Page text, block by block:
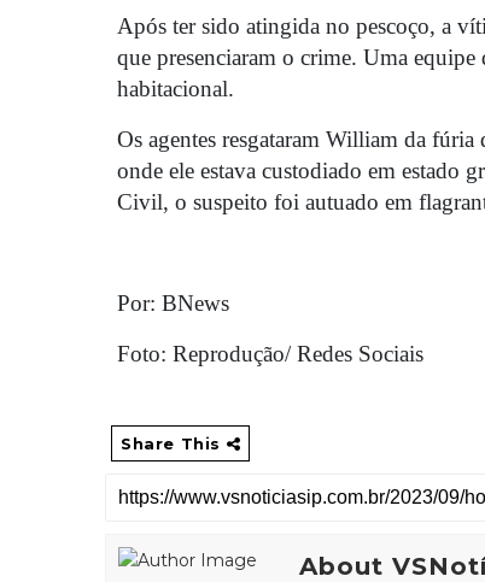
Após ter sido atingida no pescoço, a
que presenciaram o crime. Uma
habitacional.
Os agentes resgataram William da
onde ele estava custodiado em estado
Civil, o suspeito foi autuado em
Por: BNews
Foto: Reprodução/ Redes Sociais
Share This
About